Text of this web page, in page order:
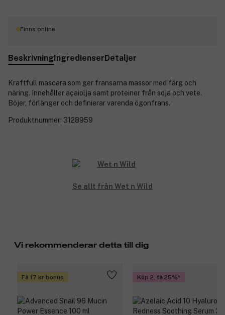
Finns online
BeskrivningIngredienserDetaljer
Kraftfull mascara som ger fransarna massor med färg och
näring. Innehåller açaiolja samt proteiner från soja och vete.
Böjer, förlänger och definierar varenda ögonfrans.
Produktnummer: 3128959
Se allt från Wet n Wild
Vi rekommenderar detta till dig
Få 17 kr bonus Köp 2, få 25%